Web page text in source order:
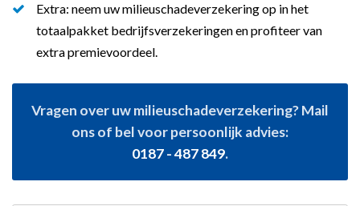
Extra: neem uw milieuschadeverzekering op in het
totaalpakket bedrijfsverzekeringen en profiteer van
extra premievoordeel.
Vragen over uw milieuschadeverzekering? Mail
ons of bel voor persoonlijk advies:
0187 - 487 849.